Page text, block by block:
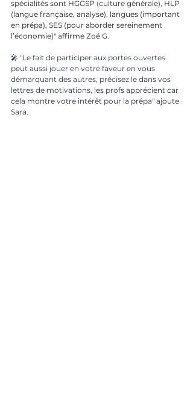
spécialités sont HGGSP (culture générale), HLP
(langue française, analyse), langues (important
en prépa), SES (pour aborder sereinement
l’économie)" affirme Zoé G.
🎤 "Le fait de participer aux portes ouvertes
peut aussi jouer en votre faveur en vous
démarquant des autres, précisez le dans vos
lettres de motivations, les profs apprécient car
cela montre votre intérêt pour la prépa" ajoute
Sara.